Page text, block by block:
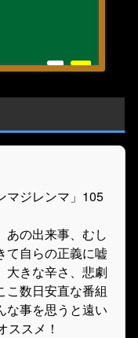
マジレンマ」105
あの出来事、むし
て自らの正義に嘘
大きな辛さ、悲劇
こ数日安直な番組
な事を思うと遠い
ススメ！